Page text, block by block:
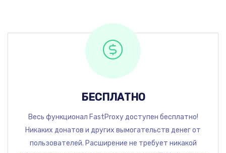
БЕСПЛАТНО
Весь функционал FastProxy доступен бесплатно!
Никаких донатов и других вымогательств денег от
пользователей. Расширение не требует никакой